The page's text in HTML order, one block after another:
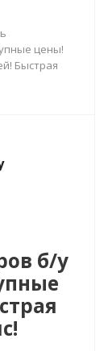
цены!
Быстрая
б/у